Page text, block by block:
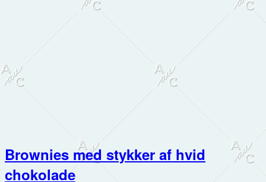
Brownies med stykker af hvid
chokolade